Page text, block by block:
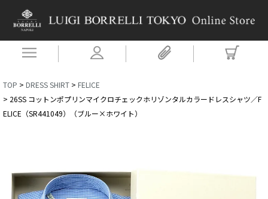
TOP DRESS SHIRT
FELICE
26SS コットンポプリンマイクロチェックホリゾンタルカラードレスシャツ／F
ELICE（SR441049）（ブルー×ホワイト）